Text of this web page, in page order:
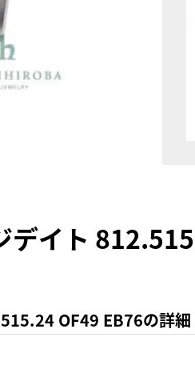
デイト
OF49 EB76の詳細